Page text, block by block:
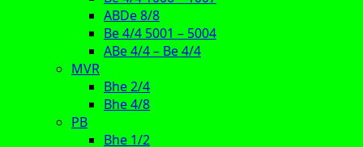
ABDe 8/8
Be 4/4 5001 – 5004
ABe 4/4 – Be 4/4
MVR
Bhe 2/4
Bhe 4/8
PB
Bhe 1/2